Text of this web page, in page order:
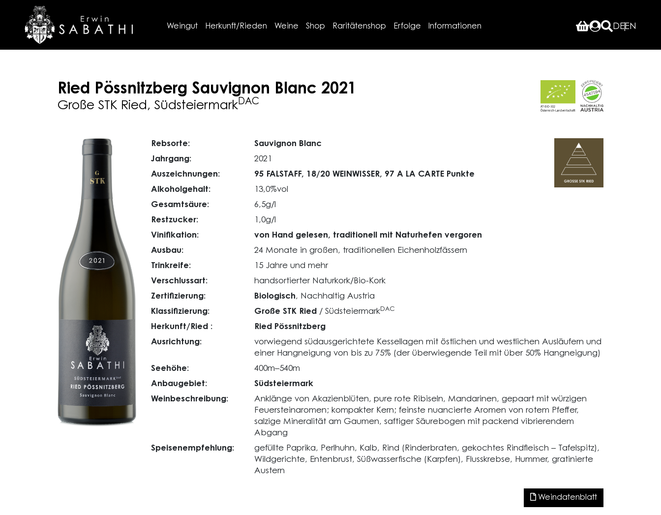
Weingut Herkunft/Rieden Weine Shop Raritätenshop Erfolge Informationen DEEN
Ried Pössnitzberg Sauvignon Blanc 2021
Große STK Ried, SüdsteiermarkDAC
Rebsorte:
Sauvignon Blanc
Jahrgang:
2021
Auszeichnungen:
95 FALSTAFF, 18/20 WEINWISSER, 97 A LA CARTE Punkte
Alkoholgehalt:
13,0%vol
Gesamtsäure:
6,5g/l
Restzucker:
1,0g/l
Vinifikation:
von Hand gelesen, traditionell mit Naturhefen vergoren
Ausbau:
24 Monate in großen, traditionellen Eichenholzfässern
Trinkreife:
15 Jahre und mehr
Verschlussart:
handsortierter Naturkork/Bio-Kork
Zertifizierung:
Biologisch, Nachhaltig Austria
Klassifizierung:
Große STK Ried / SüdsteiermarkDAC
Herkunft/Ried :
Ried Pössnitzberg
Ausrichtung:
vorwiegend südausgerichtete Kessellagen mit östlichen und westlichen Ausläufern und
einer Hangneigung von bis zu 75% (der überwiegende Teil mit über 50% Hangneigung)
Seehöhe:
400m–540m
Anbaugebiet:
Südsteiermark
Weinbeschreibung:
Anklänge von Akazienblüten, pure rote Ribiseln, Mandarinen, gepaart mit würzigen
Feuersteinaromen; kompakter Kern; feinste nuancierte Aromen von rotem Pfeffer,
salzige Mineralität am Gaumen, saftiger Säurebogen mit packend vibrierendem
Abgang
Speisenempfehlung:
gefüllte Paprika, Perlhuhn, Kalb, Rind (Rinderbraten, gekochtes Rindfleisch – Tafelspitz),
Wildgerichte, Entenbrust, Süßwasserfische (Karpfen), Flusskrebse, Hummer, gratinierte
Austern
Weindatenblatt